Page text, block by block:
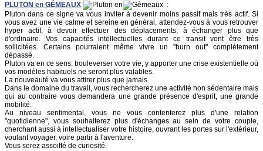
PLUTON en GÉMEAUX en
:
Pluton dans ce signe va vous inviter à devenir moins passif mais très actif. Si
vous avez une vie calme et sereine en général, attendez-vous à vous retrouver
hyper actif, à devoir effectuer des déplacements, à échanger plus que
d'ordinaire. Vos capacités intellectuelles durant ce transit vont être très
sollicitées. Certains pourraient même vivre un "burn out" complètement
dépassé.
Pluton va en ce sens, bouleverser votre vie, y apporter une crise existentielle où
vos modèles habituels ne seront plus valables.
La nouveauté va vous attirer plus que jamais.
Dans le domaine du travail, vous rechercherez une activité non sédentaire mais
qui au contraire vous demandera une grande présence d'esprit, une grande
mobilité.
Au niveau sentimental, vous ne vous contenterez plus d'une relation
"quotidienne", vous souhaiterez plus d'échanges au sein de votre couple,
cherchant aussi à intellectualiser votre histoire, ouvrant les portes sur l'extérieur,
voulant voyager, voire partir à l'aventure.
Vous serez assoiffé de curiosité.